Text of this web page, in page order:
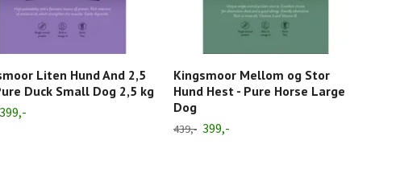
Liten Hund And 2,5
Duck Small Dog 2,5 kg
399,-
Kingsmoor Mellom og Stor
Hund Hest - Pure Horse Large
Dog
439,- 399,-